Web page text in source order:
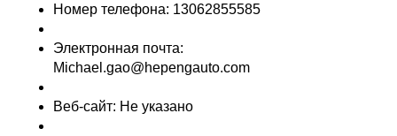
Номер телефона: 13062855585
Электронная почта:
Michael.gao@hepengauto.com
Веб-сайт: Не указано